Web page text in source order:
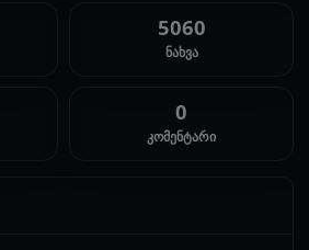
5060
ნახვა
0
კომენტარი